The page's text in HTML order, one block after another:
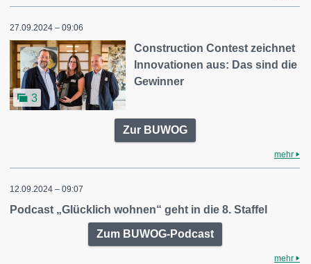
27.09.2024 – 09:06
3
Construction Contest zeichnet
Innovationen aus: Das sind die
Gewinner
Zur BUWOG
mehr
12.09.2024 – 09:07
Podcast „Glücklich wohnen“ geht in die 8. Staffel
Zum BUWOG-Podcast
mehr